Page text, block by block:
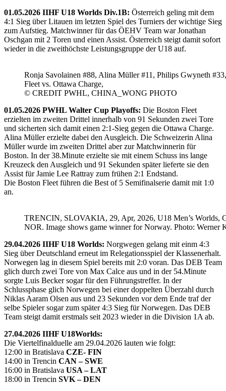
01.05.2026 IIHF U18 Worlds Div.1B: Österreich geling mit dem
4:1 Sieg über Litauen im letzten Spiel des Turniers der wichtige Sieg
zum Aufstieg. Matchwinner für das ÖEHV Team war Jonathan
Oschgan mit 2 Toren und einen Assist. Österreich steigt damit sofort
wieder in die zweithöchste Leistungsgruppe der U18 auf.
Ronja Savolainen #88, Alina Müller #11, Philips Gwyneth
Fleet vs. Ottawa Charge,
© CREDIT PWHL, CHINA_WONG PHOTO
01.05.2026 PWHL Walter Cup Playoffs: Die Boston Fleet
erzielten im zweiten Drittel innerhalb von 91 Sekunden zwei Tore
und sicherten sich damit einen 2:1-Sieg gegen die Ottawa Charge.
Alina Müller erzielte dabei den Ausgleich. Die Schweizerin Alina
Müller wurde im zweiten Drittel aber zur Matchwinnerin für
Boston. In der 38.Minute erzielte sie mit einem Schuss ins lange
Kreuzeck den Ausgleich und 91 Sekunden später lieferte sie den
Assist für Jamie Lee Rattray zum frühen 2:1 Endstand.
Die Boston Fleet führen die Best of 5 Semifinalserie damit mit 1:0
an.
TRENCIN, SLOVAKIA, 29, Apr, 2026, U18 Men’s Worlds,
NOR. Image shows game winner for Norway. Photo: Werner
29.04.2026 IIHF U18 Worlds: Norgwegen gelang mit einm 4:3
Sieg über Deutschland erneut im Relegationsspiel der Klassenerhalt.
Norwegen lag in diesem Spiel bereits mit 2:0 voran. Das DEB Team
glich durch zwei Tore von Max Calce aus und in der 54.Minute
sorgte Luis Becker sogar für den Führungstreffer. In der
Schlussphase glich Norwegen bei einer doppelten Überzahl durch
Niklas Aaram Olsen aus und 23 Sekunden vor dem Ende traf der
selbe Spieler sogar zum später 4:3 Sieg für Norwegen. Das DEB
Team steigt damit erstmals seit 2023 wieder in die Division 1A ab.
27.04.2026 IIHF U18Worlds:
Die Viertelfinalduelle am 29.04.2026 lauten wie folgt:
12:00 in Bratislava CZE- FIN
14:00 in Trencin CAN – SWE
16:00 in Bratislava USA – LAT
18:00 in Trencin SVK – DEN